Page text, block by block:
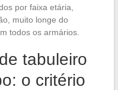
por faixa etária,
muito longe do
todos os armários.
tabuleiro
o critério